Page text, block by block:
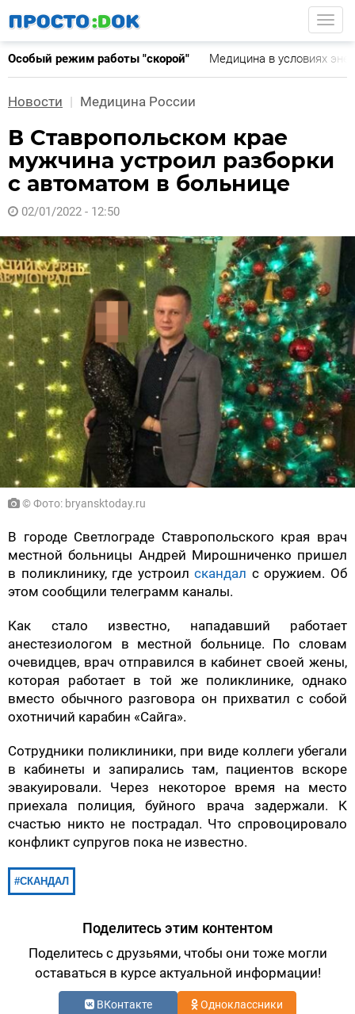
основному
содержанию
Особый режим работы "скорой" Медицина в условиях
Новости Медицина России
В Ставропольском крае
мужчина устроил разборки
с автоматом в больнице
02/01/2022 - 12:50
© Фото: bryansktoday.ru
В городе Светлограде Ставропольского края врач
местной больницы Андрей Мирошниченко пришел
в поликлинику, где устроилскандал с оружием. Об
этом сообщили телеграмм каналы.
Как стало известно, нападавший работает
анестезиологом в местной больнице. По словам
очевидцев, врач отправился в кабинет своей жены,
которая работает в той же поликлинике, однако
вместо обычного разговора он прихватил с собой
охотничий карабин «Сайга».
Сотрудники поликлиники, при виде коллеги убегали
в кабинеты и запирались там, пациентов вскоре
эвакуировали. Через некоторое время на место
приехала полиция, буйного врача задержали. К
счастью никто не пострадал. Что спровоцировало
конфликт супругов пока не известно.
СКАНДАЛ
Поделитесь этим контентом
Поделитесь с друзьями, чтобы они тоже могли
оставаться в курсе актуальной информации!
ВКонтакте Одноклассники